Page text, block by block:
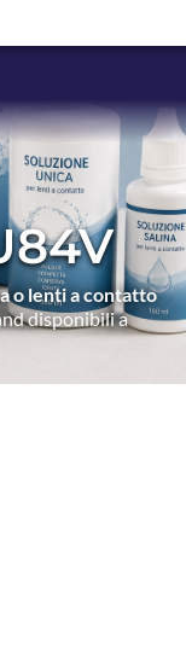
o lenti a contatto
disponibili a